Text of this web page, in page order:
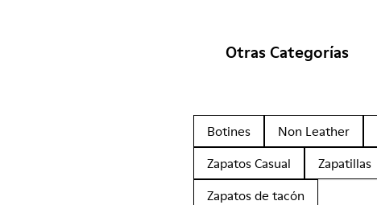
Otras Categorías
Botines Non Leather
Zapatos Casual
Zapatillas
Zapatos de tacón